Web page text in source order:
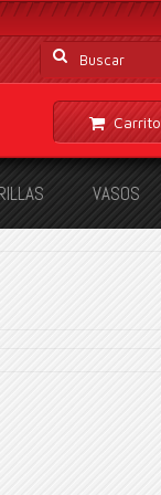
Buscar
por:
Carrito
VASOS